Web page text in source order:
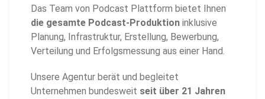
Das Team von Podcast Plattform bietet Ihnen
die gesamte Podcast-Produktion inklusive
Planung, Infrastruktur, Erstellung, Bewerbung,
Verteilung und Erfolgsmessung aus einer Hand.
Unsere Agentur berät und begleitet
Unternehmen bundesweit seit über 21 Jahren